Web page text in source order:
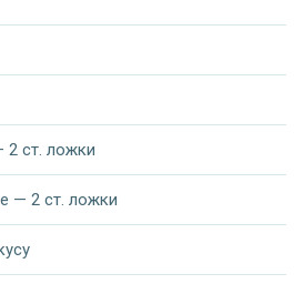
2 ст. ложки
— 2 ст. ложки